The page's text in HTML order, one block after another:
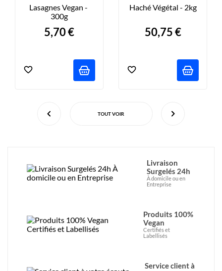
Lasagnes Vegan -
300g
5,70 €
Haché Végétal - 2kg
50,75 €
TOUT VOIR
Livraison
Surgelés 24h
À domicile ou en
Entreprise
Produits 100%
Vegan
Certifiés et
Labellisés
Service client à